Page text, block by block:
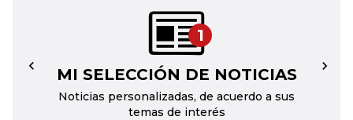
1
MI SELECCIÓN DE NOTICIAS
Noticias personalizadas, de acuerdo a sus
temas de interés
← →